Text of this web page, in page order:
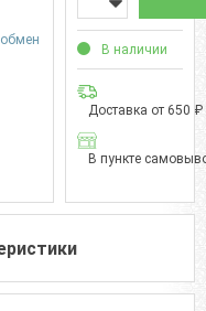
В наличии
Доставка от 650 ₽
В пункте